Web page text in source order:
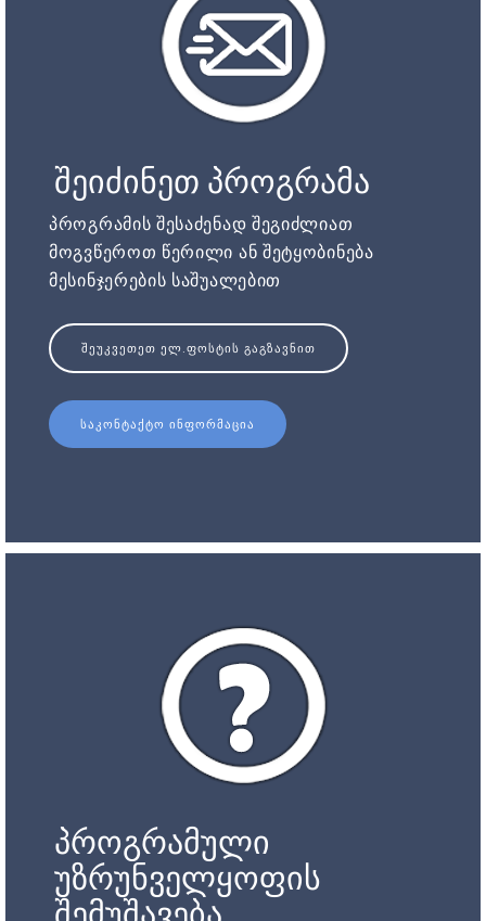
შეიძინეთ პროგრამა
პროგრამის შესაძენად შეგიძლიათ
მოგვწეროთ წერილი ან შეტყობინება
მესინჯერების საშუალებით
ᲨᲔᲣᲙᲕᲔᲗᲔᲗ ᲔᲚ.ᲤᲝᲡᲢᲘᲡ ᲒᲐᲒᲖᲐᲕᲜᲘᲗ
ᲡᲐᲙᲝᲜᲢᲐᲥᲢᲝ ᲘᲜᲤᲝᲠᲛᲐᲪᲘᲐ
პროგრამული
უზრუნველყოფის